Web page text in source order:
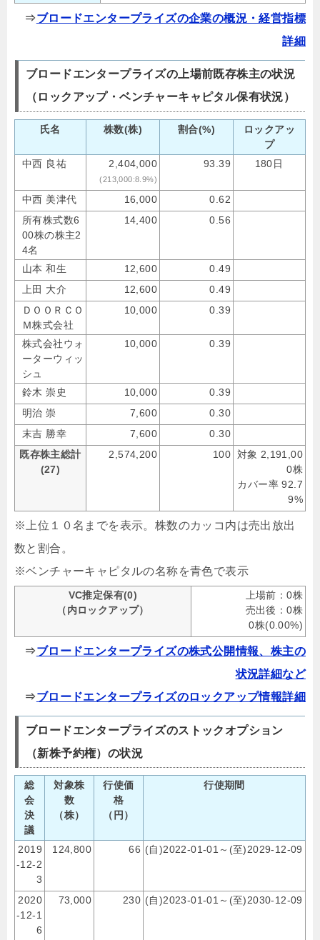
⇒ブロードエンタープライズの企業の概況・経営指標
詳細
ブロードエンタープライズの上場前既存株主の状況
（ロックアップ・ベンチャーキャピタル保有状況）
氏名 株数(株) 割合(%)
ロックアッ
プ
中西 良祐
2,404,000
(213,000:8.9%)
93.39 180日
中西 美津代 16,000
0.62
所有株式数6
00株の株主2
4名
14,400 0.56
山本 和生 12,600
0.49
上田 大介
12,600
0.49
ＤＯＯＲＣＯ
Ｍ株式会社
10,000 0.39
株式会社ウォ
ーターウィッ
シュ
10,000 0.39
鈴木 崇史 10,000
0.39
明治 崇
7,600
0.30
末吉 勝幸
7,600
0.30
既存株主総計
(27)
2,574,200 100 対象 2,191,00
0株
カバー率 92.7
9%
※上位１０名までを表示。株数のカッコ内は売出放出
数と割合。
※ベンチャーキャピタルの名称を青色で表示
VC推定保有(0)
（内ロックアップ）
上場前：0株
売出後：0株
0株(0.00%)
⇒ブロードエンタープライズの株式公開情報、株主の
状況詳細など
⇒ブロードエンタープライズのロックアップ情報詳細
ブロードエンタープライズのストックオプション
（新株予約権）の状況
総
会
決
議
対象株
数
（株）
行使価
格
（円）
行使期間
2019
-12-2
3
124,800 66 (自)2022-01-01～(至)2029-12-09
2020
-12-1
6
73,000 230 (自)2023-01-01～(至)2030-12-09